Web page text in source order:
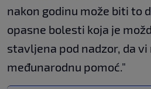
nakon godinu može biti to
opasne bolesti koja je
stavljena pod nadzor, da
međunarodnu pomoć."